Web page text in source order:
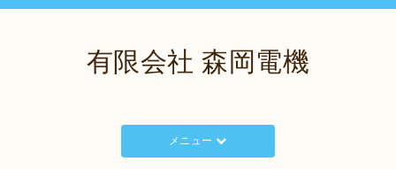
有限会社 森岡電機
メニュー